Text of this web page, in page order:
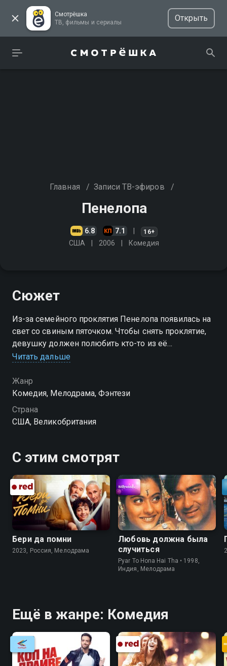
Смотрёшка
ТВ, фильмы и сериалы
Открыть
Главная / Записи ТВ-эфиров /
Пенелопа
6.8 7.1 16+
США 2006 Комедия
Сюжет
Из-за семейного проклятия Пенелопа появилась на
свет со свиным пяточком. Чтобы снять проклятие,
девушку должен полюбить кто-то из её
аристократического круга. Но как это осуществить,
разные стороны?
Читать дальше
Жанр
Комедия, Мелодрама, Фэнтези
Страна
США, Великобритания
С этим смотрят
Бери да помни
2023, Россия, Мелодрама
Любовь должна была
случиться
Pyar To Hona Hai Tha • 1998,
Индия, Мелодрама
Ещё в жанре: Комедия